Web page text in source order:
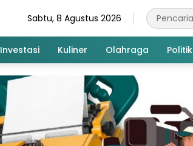
Sabtu, 8 Agustus 2026
Investasi Kuliner Olahraga Politik